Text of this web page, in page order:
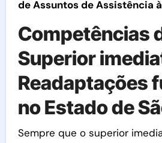
de Assuntos de Assistência
Competências
Superior
Readaptações
no Estado de
Sempre que o superior